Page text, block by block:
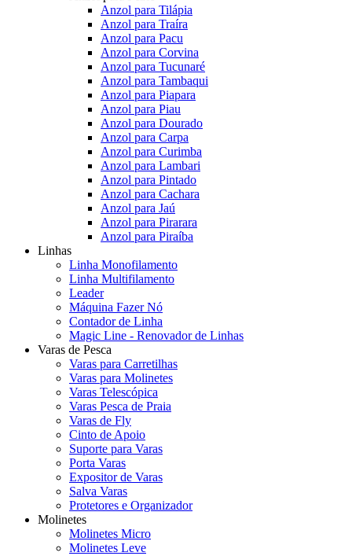
Anzol para Tilápia
Anzol para Traíra
Anzol para Pacu
Anzol para Corvina
Anzol para Tucunaré
Anzol para Tambaqui
Anzol para Piapara
Anzol para Piau
Anzol para Dourado
Anzol para Carpa
Anzol para Curimba
Anzol para Lambari
Anzol para Pintado
Anzol para Cachara
Anzol para Jaú
Anzol para Pirarara
Anzol para Piraíba
Linhas
Linha Monofilamento
Linha Multifilamento
Leader
Máquina Fazer Nó
Contador de Linha
Magic Line - Renovador de Linhas
Varas de Pesca
Varas para Carretilhas
Varas para Molinetes
Varas Telescópica
Varas Pesca de Praia
Varas de Fly
Cinto de Apoio
Suporte para Varas
Porta Varas
Expositor de Varas
Salva Varas
Protetores e Organizador
Molinetes
Molinetes Micro
Molinetes Leve